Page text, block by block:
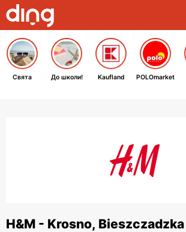
Свята До школи! Kaufland POLOmarket
H&M - Krosno,